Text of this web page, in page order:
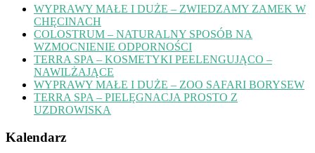
WYPRAWY MAŁE I DUŻE – ZWIEDZAMY ZAMEK W
CHĘCINACH
COLOSTRUM – NATURALNY SPOSÓB NA
WZMOCNIENIE ODPORNOŚCI
TERRA SPA – KOSMETYKI PEELENGUJĄCO –
NAWILŻAJĄCE
WYPRAWY MAŁE I DUŻE – ZOO SAFARI BORYSEW
TERRA SPA – PIELĘGNACJA PROSTO Z
UZDROWISKA
Kalendarz